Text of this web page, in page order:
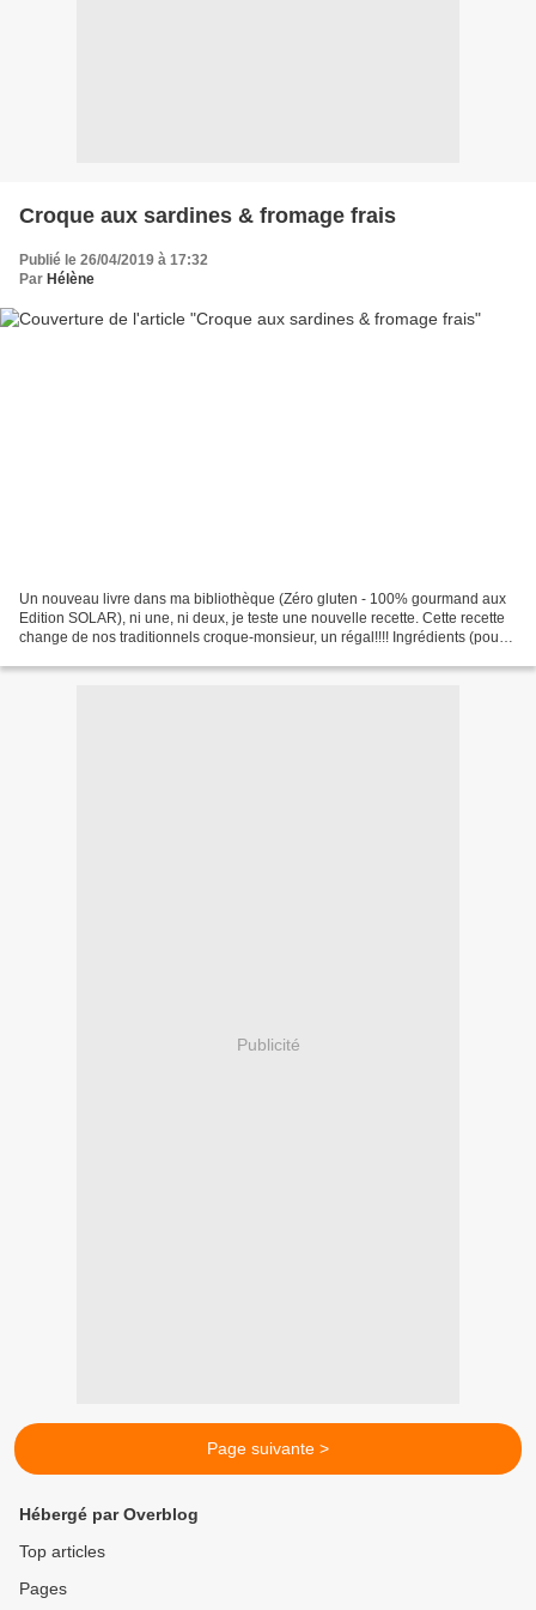
Croque aux sardines & fromage frais
Publié le 26/04/2019 à 17:32
Par Hélène
Un nouveau livre dans ma bibliothèque (Zéro gluten - 100% gourmand aux
Edition SOLAR), ni une, ni deux, je teste une nouvelle recette. Cette recette
change de nos traditionnels croque-monsieur, un régal!!!! Ingrédients (pour 2
Publicité
Page suivante >
Hébergé par Overblog
Top articles
Pages